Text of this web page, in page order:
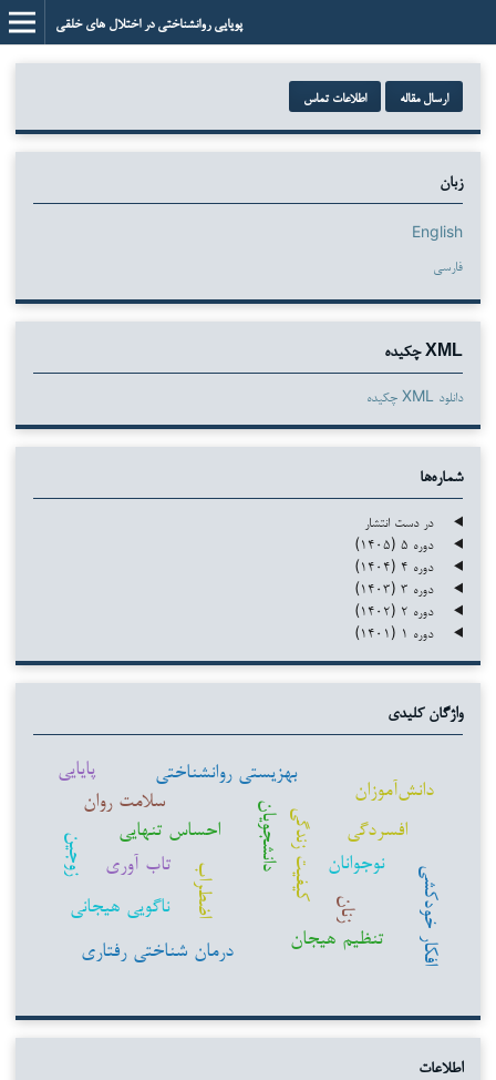
پویایی روانشناختی در اختلال های خلقی
ارسال مقاله اطلاعات تماس
زبان
English
فارسی
XML چکیده
دانلود XML چکیده
شماره‌ها
در دست انتشار
دوره ۵ (۱۴۰۵)
دوره ۴ (۱۴۰۴)
دوره ۳ (۱۴۰۳)
دوره ۲ (۱۴۰۲)
دوره ۱ (۱۴۰۱)
واژگان کلیدی
اضطراب
دانشجویانکیفیت زندگی نوجوانان
افسردگی
بهزیستی روانشناختی
دانش‌آموزان
زنان
تنظیم هیجان
درمان شناختی رفتاری
ناگویی هیجانی
احساس تنهایی
زوجین
افکار خودکشی
تاب آوری
سلامت روان
پایایی
اطلاعات